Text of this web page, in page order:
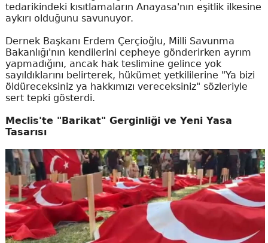
tedarikindeki kısıtlamaların Anayasa'nın eşitlik ilkesine
aykırı olduğunu savunuyor.
Dernek Başkanı Erdem Çerçioğlu, Milli Savunma
Bakanlığı'nın kendilerini cepheye gönderirken ayrım
yapmadığını, ancak hak teslimine gelince yok
sayıldıklarını belirterek, hükümet yetkililerine "Ya bizi
öldüreceksiniz ya hakkımızı vereceksiniz" sözleriyle
sert tepki gösterdi.
Meclis'te "Barikat" Gerginliği ve Yeni Yasa
Tasarısı